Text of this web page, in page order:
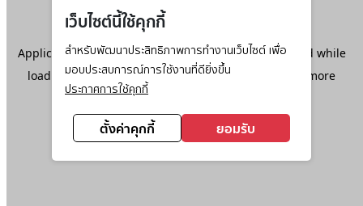
เว็บไซต์นี้ใช้คุกกี้
สำหรับพัฒนาประสิทธิภาพการทำงานเว็บไซต์ เพื่อ
มอบประสบการณ์การใช้งานที่ดียิ่งขึ้น
ประกาศการใช้คุกกี้
ตั้งค่าคุกกี้ ยอมรับ
Application error: aclient-side exception has occurred while
loadingwww.ktc.co.th(see the browser console
for more
information).